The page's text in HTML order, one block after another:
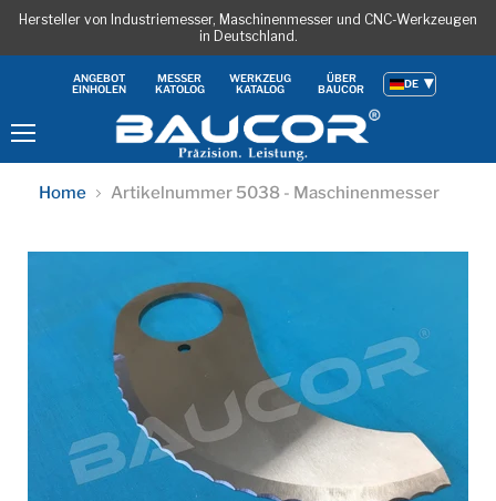
Hersteller von Industriemesser, Maschinenmesser und CNC-Werkzeugen
in Deutschland.
ANGEBOT
EINHOLEN
MESSER
KATOLOG
WERKZEUG
KATALOG
ÜBER
BAUCOR
DE
Home Artikelnummer 5038 - Maschinenmesser